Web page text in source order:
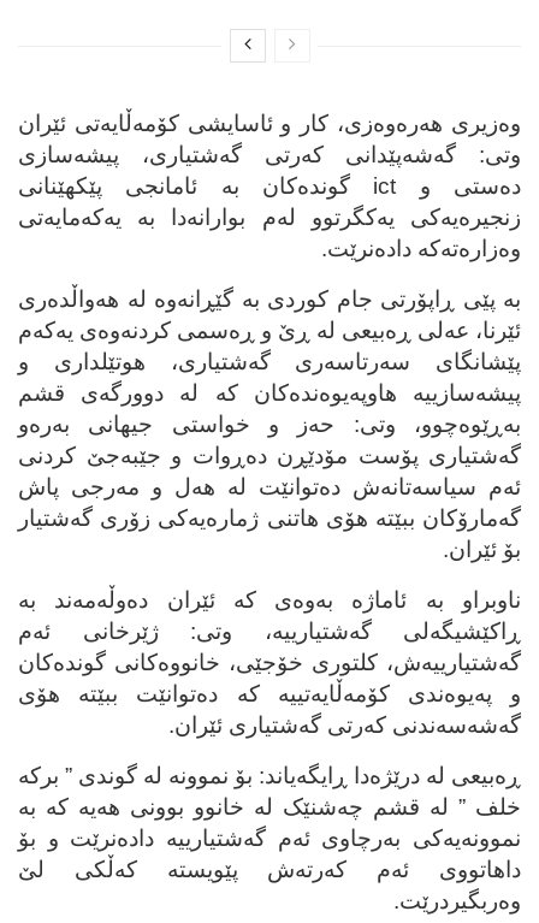
وه‌زیری هه‌ره‌وه‌زی، کار و ئاسایشی کۆمه‌ڵایه‌تی ئێران
وتی: گه‌شه‌پێدانی که‌رتی گه‌شتیاری، پیشه‌سازی
ده‌ستی و ict گونده‌کان به‌ ئامانجی پێکهێنانی
زنجیره‌یه‌کی یه‌کگرتوو له‌م بوارانه‌دا به‌ یه‌که‌مایه‌تی
وه‌زاره‌ته‌که‌ داده‌نرێت.
به‌ پێی ڕاپۆرتی جام کوردی به‌ گێڕانه‌وه‌ له‌ هه‌واڵده‌ری
ئێرنا، عه‌لی ڕه‌بیعی له‌ ڕێ و ڕه‌سمی کردنه‌وه‌ی یه‌که‌م
پێشانگای سه‌رتاسه‌ری گه‌شتیاری، هوتێلداری و
پیشه‌سازییه‌ هاوپه‌یوه‌نده‌کان که‌ له‌ دوورگه‌ی قشم
به‌ڕێوه‌چوو، وتی: حه‌ز و خواستی جیهانی به‌ره‌و
گه‌شتیاری پۆست مۆدێڕن ده‌ڕوات و جێبه‌جێ کردنی
ئه‌م سیاسه‌تانه‌ش ده‌توانێت له‌ هه‌ل و مه‌رجی پاش
گه‌مارۆکان ببێته‌ هۆی هاتنی ژماره‌یه‌کی زۆری گه‌شتیار
بۆ ئێران.
ناوبراو به‌ ئاماژه‌ به‌وه‌ی که‌ ئێران ده‌وڵه‌مه‌ند به‌
ڕاکێشیگه‌لی گه‌شتیارییه‌، وتی: ژێرخانی ئه‌م
گه‌شتیارییه‌ش، کلتوری خۆجێی، خانووه‌کانی گونده‌کان
و په‌یوه‌ندی کۆمه‌ڵایه‌تییه‌ که‌ ده‌توانێت ببێته‌ هۆی
گه‌شه‌سه‌ندنی که‌رتی گه‌شتیاری ئێران.
ڕه‌بیعی له‌ درێژه‌دا ڕایگه‌یاند: بۆ نموونه‌ له‌ گوندی ” برکه‌
خلف ” له‌ قشم چه‌شنێک له‌ خانوو بوونی هه‌یه‌ که‌ به‌
نموونه‌یه‌کی به‌رچاوی ئه‌م گه‌شتیارییه‌ داده‌نرێت و بۆ
داهاتووی ئه‌م که‌رته‌ش پێویسته‌ که‌ڵکی لێ
وه‌ربگیردرێت.